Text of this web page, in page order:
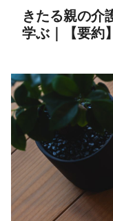
きたる親の介
学ぶ｜【要約